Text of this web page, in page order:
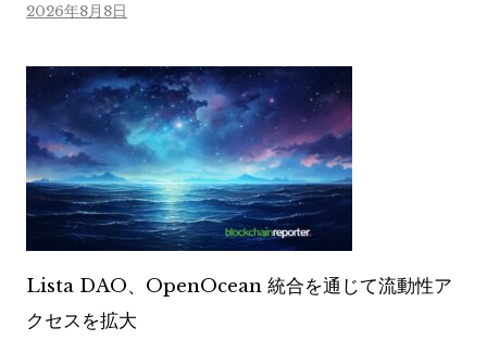
2026年8月8日
Lista DAO、OpenOcean 統合を通じて流動性ア
クセスを拡大